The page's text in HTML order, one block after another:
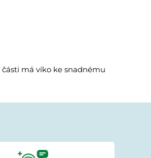
má víko ke snadnému
Ivana Ježková